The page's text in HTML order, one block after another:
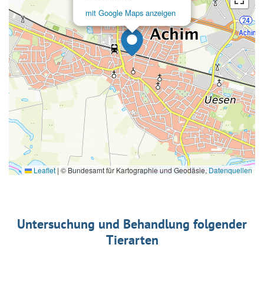
mit Google Maps anzeigen
Leaflet | © Bundesamt für Kartographie und Geodäsie,Datenquellen
Untersuchung und Behandlung folgender
Tierarten